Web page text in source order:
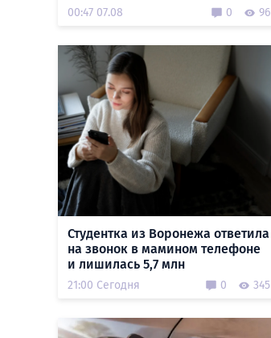
00:47 07.08 0 96
Студентка из Воронежа ответила
на звонок в мамином телефоне
и лишилась 5,7 млн
21:00 Сегодня 0 345